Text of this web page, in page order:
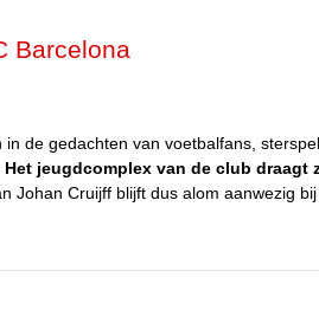
Barcelona
de gedachten van voetbalfans,
Het jeugdcomplex van de club draagt
Johan Cruijff blijft dus alom aanwezig